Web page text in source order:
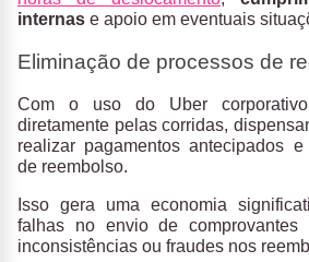
internas e apoio em eventuais
Eliminação de processos de
Com o uso do Uber
diretamente pelas corridas,
realizar pagamentos antecipados
de reembolso.
Isso gera uma economia
falhas no envio de
inconsistências ou fraudes nos